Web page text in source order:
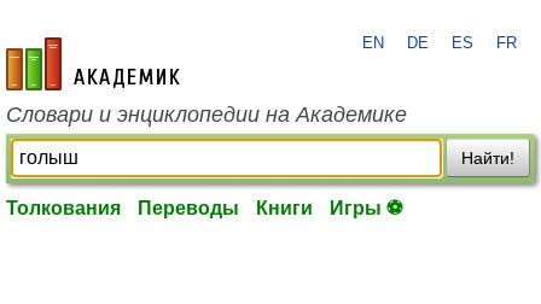
academic.ru
EN DE ES FR
Словари и энциклопедии на Академике
Найти!
Толкования Переводы Книги Игры ⚽